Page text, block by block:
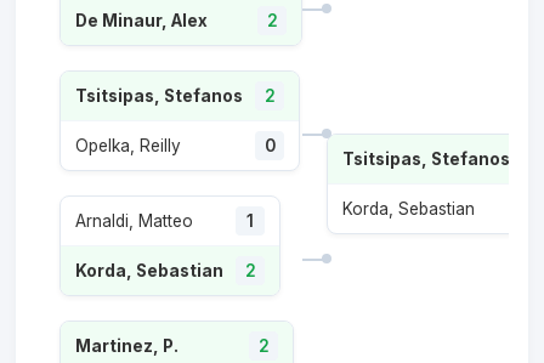
De Minaur, Alex 2
Tsitsipas, Stefanos 2
Opelka, Reilly 0
Arnaldi, Matteo 1
Korda, Sebastian 2
Martinez, P. 2
Tsitsipas, Stefanos
Korda, Sebastian